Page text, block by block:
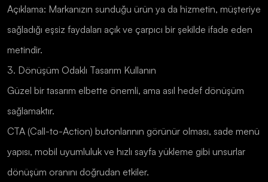
Açıklama: Markanızın sunduğu ürün ya da hizmetin, müşteriye
sağladığı eşsiz faydaları açık ve çarpıcı bir şekilde ifade eden
metindir.
3. Dönüşüm Odaklı Tasarım Kullanın
Güzel bir tasarım elbette önemli, ama asıl hedef dönüşüm
sağlamaktır.
CTA (Call-to-Action) butonlarının görünür olması, sade menü
yapısı, mobil uyumluluk ve hızlı sayfa yükleme gibi unsurlar
dönüşüm oranını doğrudan etkiler.